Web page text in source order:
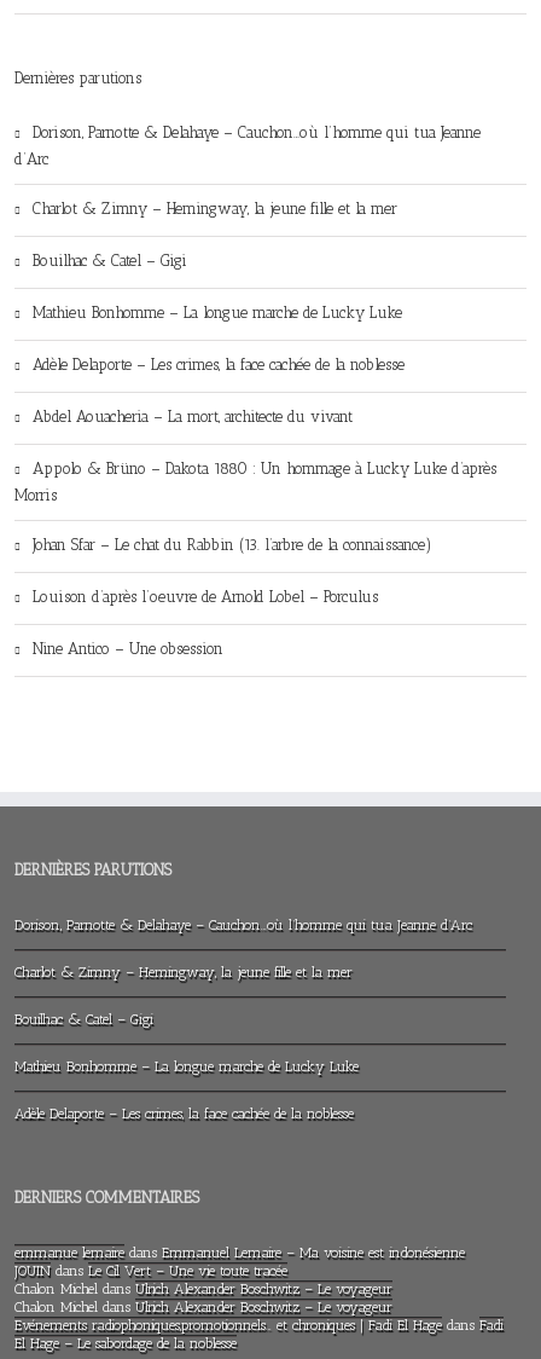
Dernières parutions
Dorison, Parnotte & Delahaye – Cauchon…où l’homme qui tua Jeanne
d’Arc
Charlot & Zimny – Hemingway, la jeune fille et la mer
Bouilhac & Catel – Gigi
Mathieu Bonhomme – La longue marche de Lucky Luke
Adèle Delaporte – Les crimes, la face cachée de la noblesse
Abdel Aouacheria – La mort, architecte du vivant
Appolo & Brüno – Dakota 1880 : Un hommage à Lucky Luke d’après
Morris
Johan Sfar – Le chat du Rabbin (13. l’arbre de la connaissance)
Louison d’après l’oeuvre de Arnold Lobel – Porculus
Nine Antico – Une obsession
DERNIÈRES PARUTIONS
Dorison, Parnotte & Delahaye – Cauchon…où l’homme qui tua Jeanne d’Arc
Charlot & Zimny – Hemingway, la jeune fille et la mer
Bouilhac & Catel – Gigi
Mathieu Bonhomme – La longue marche de Lucky Luke
Adèle Delaporte – Les crimes, la face cachée de la noblesse
DERNIERS COMMENTAIRES
emmanue lemairedans Emmanuel Lemaire – Ma voisine est indonésienne
JOUINdans Le Cil Vert – Une vie toute tracée
Chalon Michel dans Ulrich Alexander Boschwitz – Le voyageur
Chalon Michel dans Ulrich Alexander Boschwitz – Le voyageur
Evénements radiophoniques,promotionnels… et chroniques | Fadi El Hagedans Fadi
El Hage – Le sabordage de la noblesse